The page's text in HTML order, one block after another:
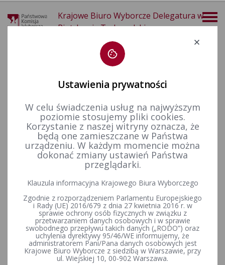
Krajowe Biuro Wyborcze Delegatura w
Piotrkowie Trybunalskim
Wybory do Sejmu i do Senatu Wybory do Sejmu i Senatu w 2019 r. Komunikaty komisarzy wyborczych
Komunikat Komisarza Wyborczego w Piotrkowie
kandydatów na członków obwodowych komisji wyborczych
Komunikat Komisarza Wyborczego w Piotrkowie
Trybunalskim z dnia 13 sierpnia 2019 r. o miejscu, czasie i
terminie przyjmowania zgłoszeń zamiaru głosowania
korespondencyjnego
Ustawienia prywatności
W celu świadczenia usług na najwyższym
poziomie stosujemy pliki cookies.
Korzystanie z naszej witryny oznacza, że
będą one zamieszczane w Państwa
urządzeniu. W każdym momencie można
dokonać zmiany ustawień Państwa
przeglądarki.
Klauzula informacyjna Krajowego Biura Wyborczego
Zgodnie z rozporządzeniem Parlamentu Europejskiego
i Rady (UE) 2016/679 z dnia 27 kwietnia 2016 r. w
sprawie ochrony osób fizycznych w związku z
przetwarzaniem danych osobowych i w sprawie
swobodnego przepływu takich danych („RODO”) oraz
uchylenia dyrektywy 95/46/WE informujemy, że
administratorem Pani/Pana danych osobowych jest
Krajowe Biuro Wyborcze z siedzibą w Warszawie, przy
ul. Wiejskiej 10, 00-902 Warszawa.